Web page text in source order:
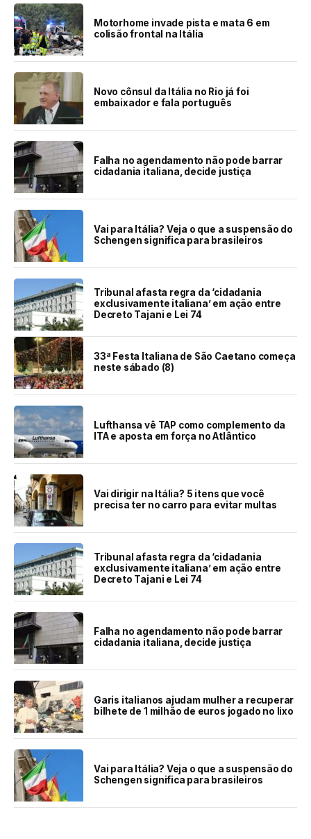
Motorhome invade pista e mata 6 em
colisão frontal na Itália
Novo cônsul da Itália no Rio já foi
embaixador e fala português
Falha no agendamento não pode barrar
cidadania italiana, decide justiça
Vai para Itália? Veja o que a suspensão do
Schengen significa para brasileiros
Tribunal afasta regra da ‘cidadania
exclusivamente italiana’ em ação entre
Decreto Tajani e Lei 74
33ª Festa Italiana de São Caetano começa
neste sábado (8)
Lufthansa vê TAP como complemento da
ITA e aposta em força no Atlântico
Vai dirigir na Itália? 5 itens que você
precisa ter no carro para evitar multas
Tribunal afasta regra da ‘cidadania
exclusivamente italiana’ em ação entre
Decreto Tajani e Lei 74
Falha no agendamento não pode barrar
cidadania italiana, decide justiça
Garis italianos ajudam mulher a recuperar
bilhete de 1 milhão de euros jogado no lixo
Vai para Itália? Veja o que a suspensão do
Schengen significa para brasileiros